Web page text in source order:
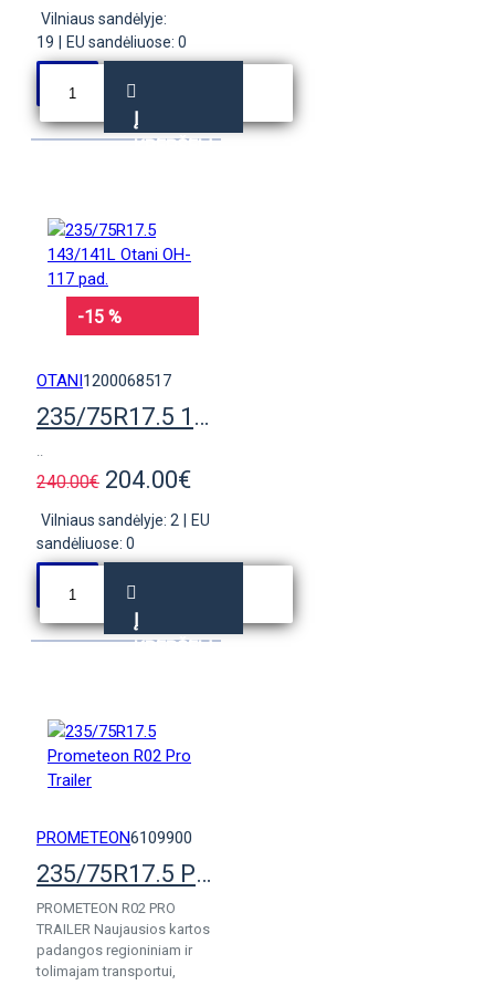
Vilniaus sandėlyje:
19
EU sandėliuose: 0
Į
KREPŠELĮ
-15 %
OTANI1200068517
235/75R17.5 143/141L Otani OH-117 pad.
..
240.00€ 204.00€
Vilniaus sandėlyje: 2
EU
sandėliuose: 0
Į
KREPŠELĮ
PROMETEON6109900
235/75R17.5 Prometeon R02 Pro Trailer
PROMETEON R02 PRO
TRAILER Naujausios kartos
padangos regioniniam ir
tolimajam transportui,